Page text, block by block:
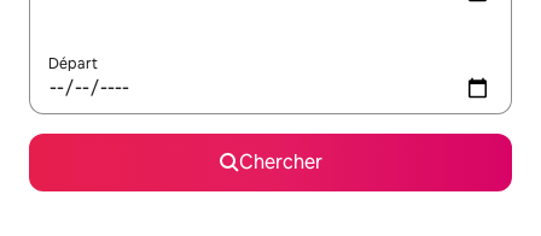
Départ
Chercher